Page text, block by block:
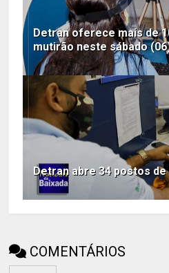
Detran oferece mais de
mutirão neste sábado
Detran abre 34 postos
COMENTÁRIOS